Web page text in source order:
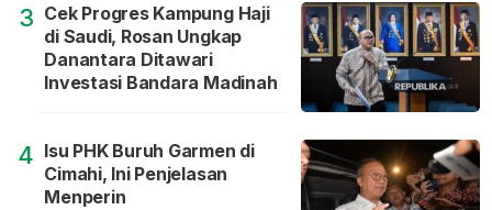
3 Cek Progres Kampung Haji
di Saudi, Rosan Ungkap
Danantara Ditawari
Investasi Bandara Madinah
4 Isu PHK Buruh Garmen di
Cimahi, Ini Penjelasan
Menperin